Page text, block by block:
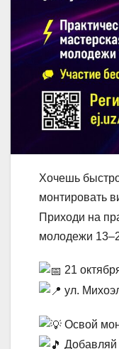
Хочешь
монтировать
Приходи на
молодежи
21
ул.
Освой
Добавляй